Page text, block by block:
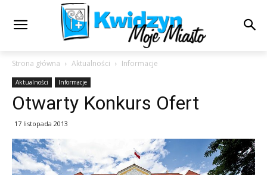
Strona główna Aktualności Informacje
Aktualności Informacje
Otwarty Konkurs Ofert
17 listopada 2013